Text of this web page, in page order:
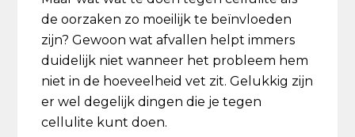
de oorzaken zo moeilijk te beïnvloeden
zijn? Gewoon wat afvallen helpt immers
duidelijk niet wanneer het probleem hem
niet in de hoeveelheid vet zit. Gelukkig zijn
er wel degelijk dingen die je tegen
cellulite kunt doen.